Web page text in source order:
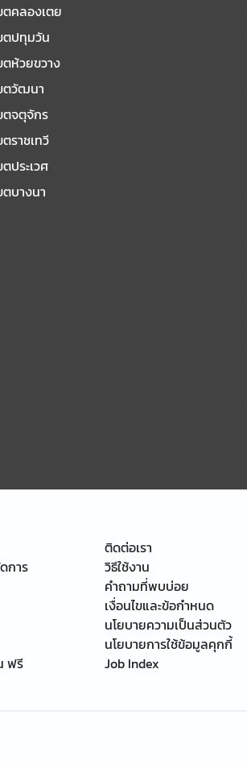
ตคลองเตย
ตปทุมวัน
ตห้วยขวาง
ตวัฒนา
ตจตุจักร
ราชเทวี
ประเวศ
ตบางนา
การ
ฟรี
ติดต่อเรา
วิธีใช้งาน
คำถามที่พบบ่อย
เงื่อนไขและข้อกำหนด
นโยบายความเป็นส่วนตัว
นโยบายการใช้ข้อมูลคุกกี้
Job Index